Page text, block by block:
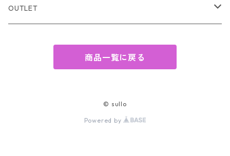
帽子
TOPS
OUTLET
商品一覧に戻る
© sullo
Powered by